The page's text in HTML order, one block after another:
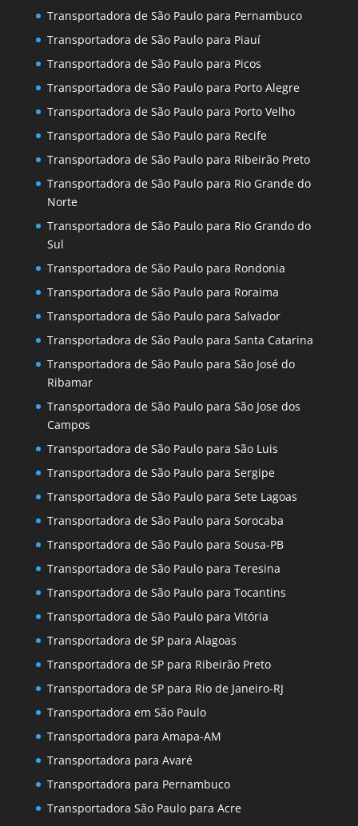
Transportadora de São Paulo para Pernambuco
Transportadora de São Paulo para Piauí
Transportadora de São Paulo para Picos
Transportadora de São Paulo para Porto Alegre
Transportadora de São Paulo para Porto Velho
Transportadora de São Paulo para Recife
Transportadora de São Paulo para Ribeirão Preto
Transportadora de São Paulo para Rio Grande do
Norte
Transportadora de São Paulo para Rio Grando do
Sul
Transportadora de São Paulo para Rondonia
Transportadora de São Paulo para Roraima
Transportadora de São Paulo para Salvador
Transportadora de São Paulo para Santa Catarina
Transportadora de São Paulo para São José do
Ribamar
Transportadora de São Paulo para São Jose dos
Campos
Transportadora de São Paulo para São Luis
Transportadora de São Paulo para Sergipe
Transportadora de São Paulo para Sete Lagoas
Transportadora de São Paulo para Sorocaba
Transportadora de São Paulo para Sousa-PB
Transportadora de São Paulo para Teresina
Transportadora de São Paulo para Tocantins
Transportadora de São Paulo para Vitória
Transportadora de SP para Alagoas
Transportadora de SP para Ribeirão Preto
Transportadora de SP para Rio de Janeiro-RJ
Transportadora em São Paulo
Transportadora para Amapa-AM
Transportadora para Avaré
Transportadora para Pernambuco
Transportadora São Paulo para Acre